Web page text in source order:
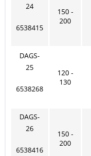
24
6538415
150 -
200
DAGS-
25
6538268
120 -
130
DAGS-
26
6538416
150 -
200